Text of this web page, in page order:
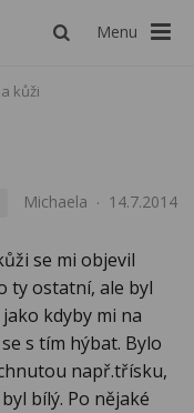
Menu
kůži
Michaela 14.7.2014
se mi objevil
ty ostatní, ale byl
kdyby mi na
s tím hýbat. Bylo
např.třísku,
bílý. Po nějaké